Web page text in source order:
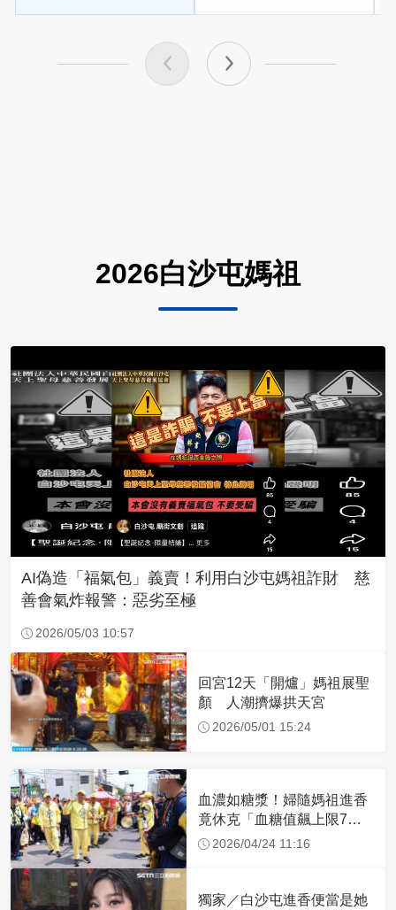
2026白沙屯媽祖
AI偽造「福氣包」義賣！利用白沙屯媽祖詐財 慈
善會氣炸報警：惡劣至極
2026/05/03 10:57
回宮12天「開爐」媽祖展聖
顏 人潮擠爆拱天宮
2026/05/01 15:24
血濃如糖漿！婦隨媽祖進香
竟休克「血糖值飆上限7
倍」 醫曝原因
2026/04/24 11:16
獨家／白沙屯進香便當是她